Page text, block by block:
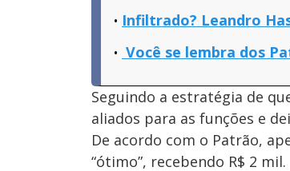
Infiltrado? Leandro
Você se lembra dos
Seguindo a estratégia de
aliados para as funções e
De acordo com o Patrão,
“ótimo”, recebendo R$ 2 mil.